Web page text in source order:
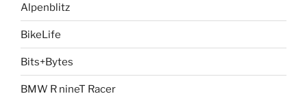
Alpenblitz
BikeLife
Bits+Bytes
BMW R nineT Racer